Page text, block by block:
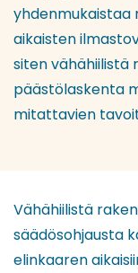
yhdenmukaistaa
aikaisten
siten vähähiilistä
päästölaskenta
mitattavien
Vähähiilistä
säädösohjausta
elinkaaren